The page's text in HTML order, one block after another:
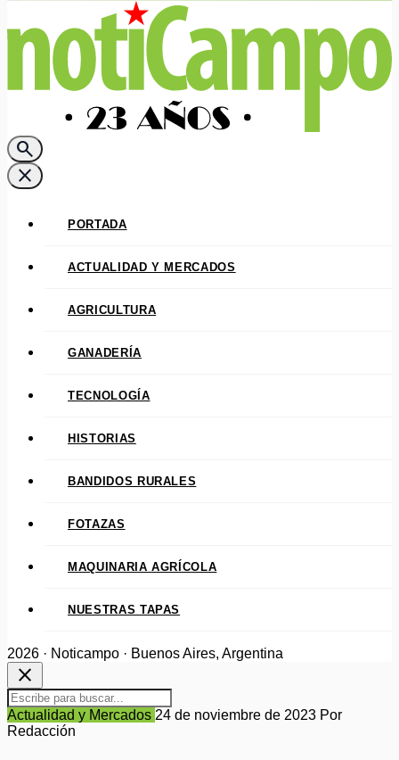
search
close
PORTADA
ACTUALIDAD Y MERCADOS
AGRICULTURA
GANADERÍA
TECNOLOGÍA
HISTORIAS
BANDIDOS RURALES
FOTAZAS
MAQUINARIA AGRÍCOLA
NUESTRAS TAPAS
2026 · Noticampo · Buenos Aires, Argentina
close
Actualidad y Mercados 24 de noviembre de 2023 Por
Redacción